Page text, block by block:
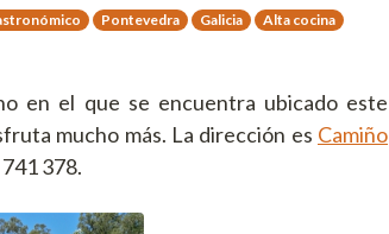
Pontevedra Galicia Alta cocina
en el que se encuentra ubicado este
mucho más. La dirección es Camiño
378.